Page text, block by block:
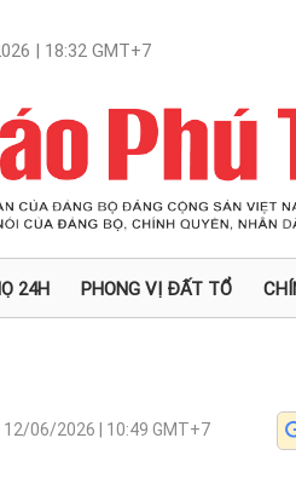
| 18:32 GMT+7
24H PHONG VỊ ĐẤT TỔ
12/06/2026 | 10:49 GMT+7